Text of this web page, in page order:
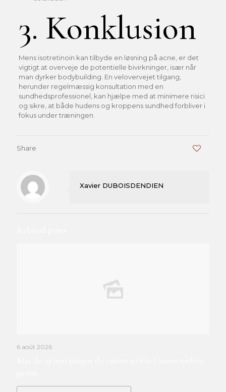
3. Konklusion
Mens isotretinoin kan tilbyde en løsning på acne, er det
vigtigt at overveje de potentielle bivirkninger, især når
man dyrker bodybuilding. En velovervejet tilgang,
herunder regelmæssig konsultation med en
sundhedsprofessionel, kan hjælpe med at minimere risici
og sikre, at både hudens og kroppens sundhed forbliver i
fokus under træningen.
Share
Xavier DUBOISDENDIEN
6 août 2026